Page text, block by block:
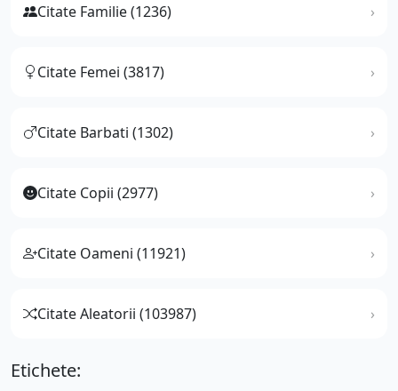
Citate Familie (1236)
Citate Femei (3817)
Citate Barbati (1302)
Citate Copii (2977)
Citate Oameni (11921)
Citate Aleatorii (103987)
Etichete: